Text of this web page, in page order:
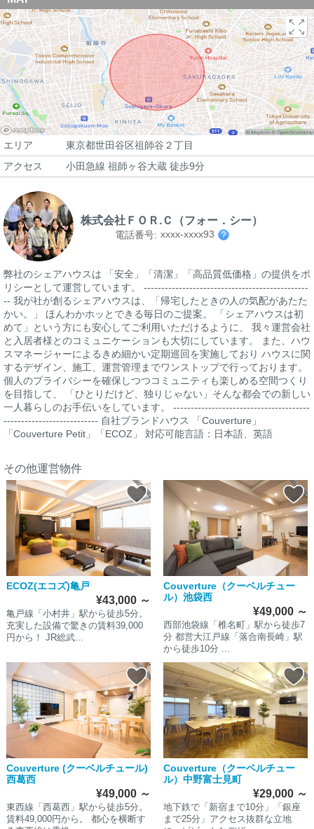
エリア
東京都世田谷区祖師谷２丁目
アクセス
小田急線 祖師ヶ谷大蔵 徒歩9分
株式会社ＦＯＲ.Ｃ（フォー．シー）
電話番号: xxxx-xxxx93
弊社のシェアハウスは 「安全」「清潔」「高品質低価格」の提供をポ
リシーとして運営しています。 -----------------------------------------------
-- 我が社が創るシェアハウスは、「帰宅したときの人の気配があたた
かい。」 ほんわかホッとできる毎日のご提案。 「シェアハウスは初
めて」という方にも安心してご利用いただけるように、 我々運営会社
と入居者様とのコミュニケーションも大切にしています。 また、ハウ
スマネージャーによるきめ細かい定期巡回を実施しており ハウスに関
するデザイン、施工、運営管理までワンストップで行っております。
個人のプライバシーを確保しつつコミュニティも楽しめる空間つくり
を目指して、 「ひとりだけど、独りじゃない」そんな都会での新しい
一人暮らしのお手伝いをしています。 ---------------------------------------
--------------------------- 自社ブランドハウス 「Couverture」
「Couverture Petit」「ECOZ」 対応可能言語：日本語、英語
その他運営物件
ECOZ(エコズ)亀戸
¥43,000 ～
亀戸線「小村井」駅から徒歩5分。
充実した設備で驚きの賃料39,000
円から！ JR総武...
Couverture（クーベルチュー
ル）池袋西
¥49,000 ～
西部池袋線「椎名町」駅から徒歩7
分 都営大江戸線「落合南長崎」駅
から徒歩10分 ...
Couverture (クーベルチュール)
西葛西
¥49,000 ～
東西線「西葛西」駅から徒歩5分。
賃料49,000円から。 都心を横断す
Couverture（クーベルチュー
ル）中野富士見町
¥29,000 ～
地下鉄で「新宿まで10分」「銀座
まで25分」アクセス抜群な立地